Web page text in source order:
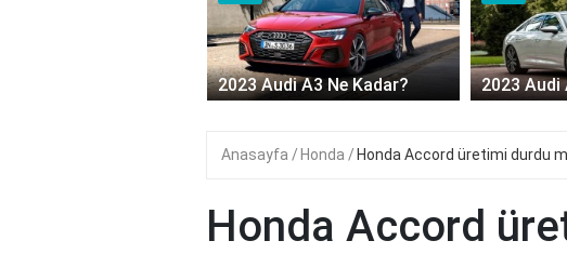
2023 Audi A6 ne kadar? Alfa
Anasayfa Honda Honda Accord üretimi durdu
Honda Accord